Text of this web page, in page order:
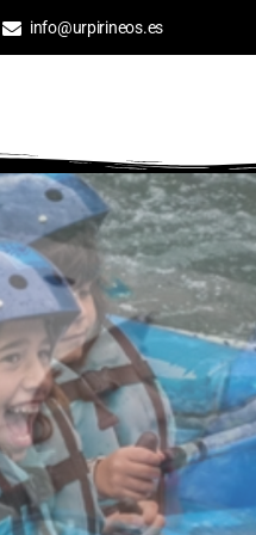
info@urpirineos.es